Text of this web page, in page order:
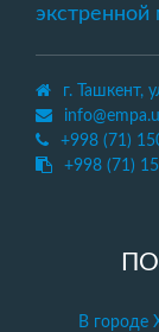
г. Ташкент,
+998 (71)
+998 (71)
В городе